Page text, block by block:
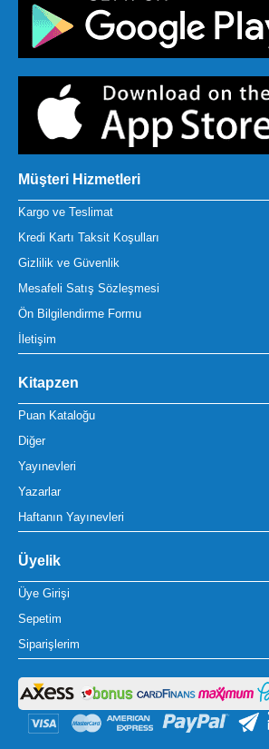
Müşteri Hizmetleri
Kargo ve Teslimat
Kredi Kartı Taksit Koşulları
Gizlilik ve Güvenlik
Mesafeli Satış Sözleşmesi
Ön Bilgilendirme Formu
İletişim
Kitapzen
Puan Kataloğu
Diğer
Yayınevleri
Yazarlar
Haftanın Yayınevleri
Üyelik
Üye Girişi
Sepetim
Siparişlerim